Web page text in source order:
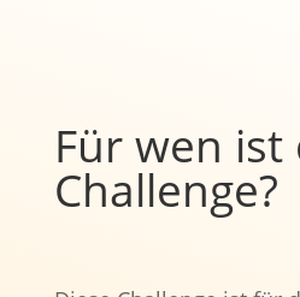
Für wen ist
Challenge?